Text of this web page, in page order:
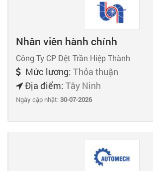
Nhân viên hành chính
Công Ty CP Dệt Trần Hiệp Thành
Mức lương: Thỏa thuận
Địa điểm: Tây Ninh
Ngày cập nhật:30-07-2026